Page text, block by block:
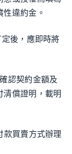
違約金。
後，應即時將
認契約金額及
清償證明，載明
款買賣方式辦理